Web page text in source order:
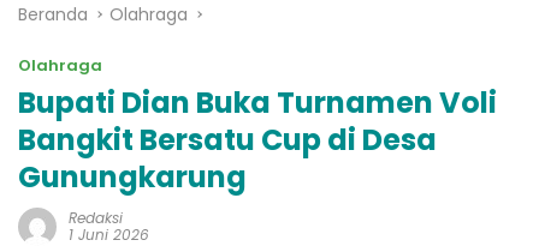
Beranda Olahraga
Olahraga
Bupati Dian Buka Turnamen Voli
Bangkit Bersatu Cup di Desa
Gunungkarung
Redaksi
1 Juni 2026